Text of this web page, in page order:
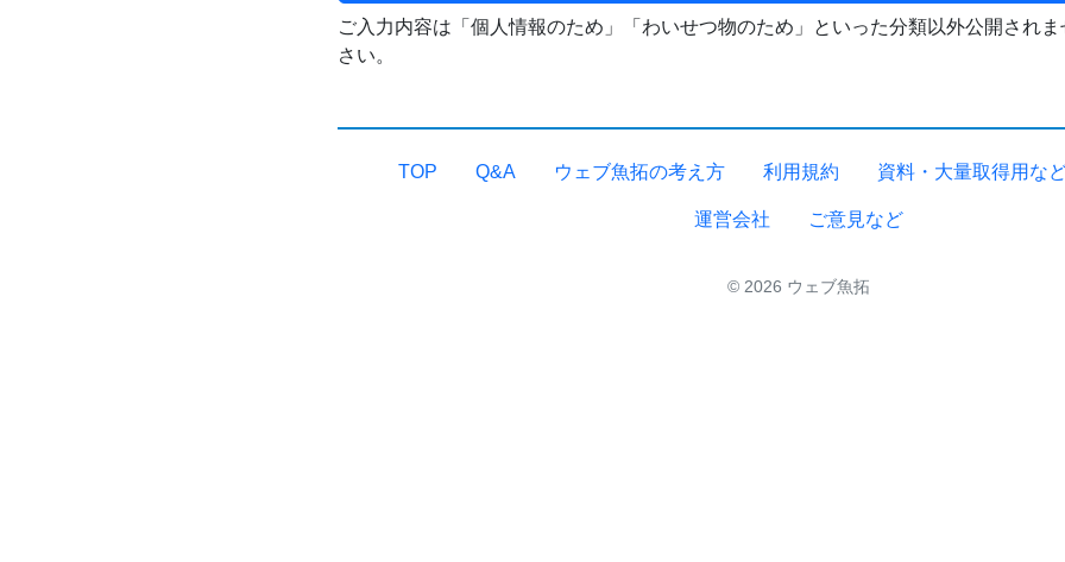
ご入力内容は「個人情報のため」「わいせつ物のため」といった分類以外公開され
さい。
TOP Q&A ウェブ魚拓の考え方 利用規約 資料・大量取得用な
運営会社 ご意見など
© 2026 ウェブ魚拓